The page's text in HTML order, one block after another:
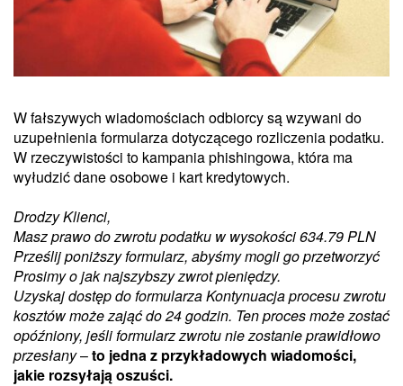
W fałszywych wiadomościach odbiorcy są wzywani do
uzupełnienia formularza dotyczącego rozliczenia podatku.
W rzeczywistości to kampania phishingowa, która ma
wyłudzić dane osobowe i kart kredytowych.
Drodzy Klienci,
Masz prawo do zwrotu podatku w wysokości 634.79 PLN
Prześlij poniższy formularz, abyśmy mogli go przetworzyć
Prosimy o jak najszybszy zwrot pieniędzy.
Uzyskaj dostęp do formularza Kontynuacja procesu zwrotu
kosztów może zająć do 24 godzin. Ten proces może zostać
opóźniony, jeśli formularz zwrotu nie zostanie prawidłowo
przesłany–to jedna z przykładowych wiadomości,
jakie rozsyłają oszuści.